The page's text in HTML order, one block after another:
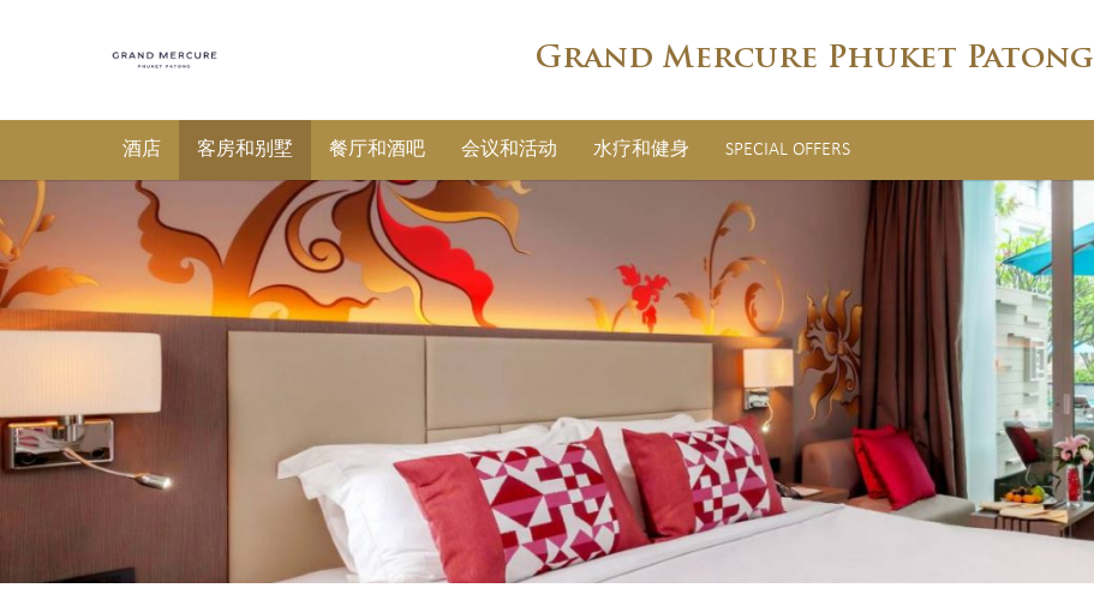
Grand Mercure Phuket Patong
酒店 客房和别墅 餐厅和酒吧 会议和活动 水疗和健身 SPECIAL OFFERS